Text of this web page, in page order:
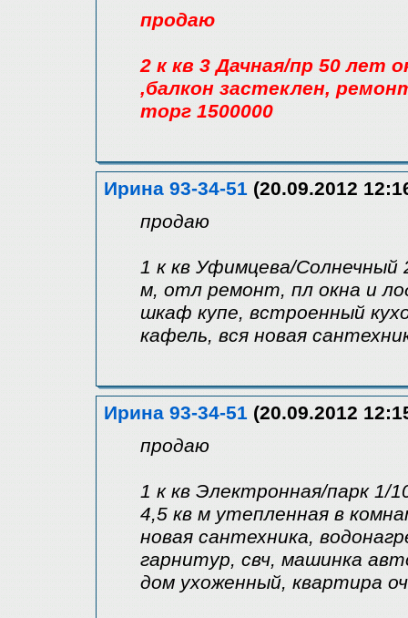
продаю
2 к кв 3 Дачная/пр 50 лет
,балкон застеклен,
торг 1500000
Ирина 93-34-51 (20.09.2012
продаю
1 к кв Уфимцева/Солнечный
м, отл ремонт, пл окна и
шкаф купе, встроенный
кафель, вся новая
Ирина 93-34-51 (20.09.2012
продаю
1 к кв Электронная/парк
4,5 кв м утепленная в
новая сантехника,
гарнитур, свч, машинка
дом ухоженный, квартира